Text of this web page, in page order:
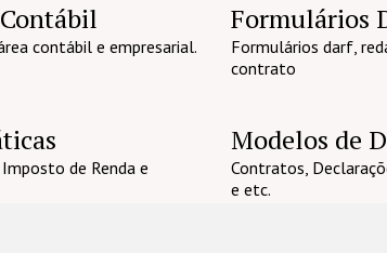
contábil e empresarial.
Formulários
Formulários darf,
contrato
de Renda e
Modelos de
Contratos,
e etc.